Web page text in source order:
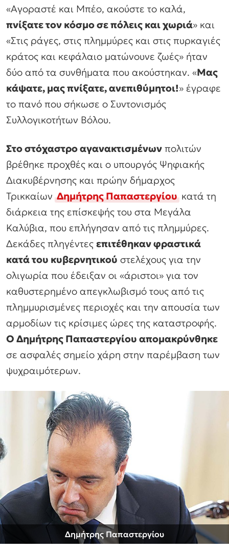
«Αγοραστέ και Μπέο, ακούστε το καλά,
πνίξατε τον κόσμο σε πόλεις και χωριά» και
«Στις ράγες, στις πλημμύρες και στις πυρκαγιές
κράτος και κεφάλαιο ματώνουνε ζωές» ήταν
δύο από τα συνθήματα που ακούστηκαν. «Μας
κάψατε, μας πνίξατε, ανεπιθύμητοι!» έγραφε
το πανό που σήκωσε ο Συντονισμός
Συλλογικοτήτων Βόλου.
Στο στόχαστρο αγανακτισμένων πολιτών
βρέθηκε προχθές και ο υπουργός Ψηφιακής
Διακυβέρνησης και πρώην δήμαρχος
ΤρικκαίωνΔημήτρης Παπαστεργίουκατά τη
διάρκεια της επίσκεψής του στα Μεγάλα
Καλύβια, που επλήγησαν από τις πλημμύρες.
Δεκάδες πληγέντες επιτέθηκαν φραστικά
κατά του κυβερνητικού στελέχους για την
ολιγωρία που έδειξαν οι «άριστοι» για τον
καθυστερημένο απεγκλωβισμό τους από τις
πλημμυρισμένες περιοχές και την απουσία των
αρμοδίων τις κρίσιμες ώρες της καταστροφής.
Ο Δημήτρης Παπαστεργίου απομακρύνθηκε
σε ασφαλές σημείο χάρη στην παρέμβαση των
ψυχραιμότερων.
Δημήτρης Παπαστεργίου